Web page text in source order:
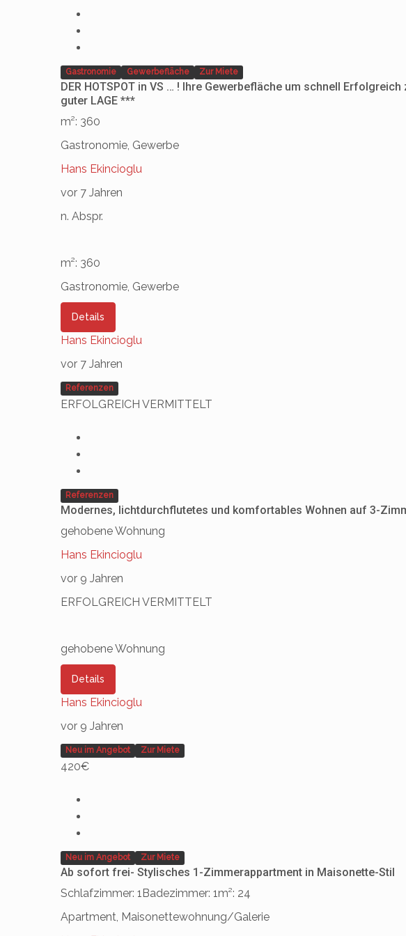
Gastronomie Gewerbefläche Zur Miete
DER HOTSPOT in VS … ! Ihre Gewerbefläche um schnell
guter LAGE ***
m²: 360
Gastronomie, Gewerbe
Hans Ekincioglu
vor 7 Jahren
n. Abspr.
m²: 360
Gastronomie, Gewerbe
Details
Hans Ekincioglu
vor 7 Jahren
Referenzen
ERFOLGREICH VERMITTELT
Referenzen
Modernes, lichtdurchflutetes und komfortables Wohnen auf 3-
gehobene Wohnung
Hans Ekincioglu
vor 9 Jahren
ERFOLGREICH VERMITTELT
gehobene Wohnung
Details
Hans Ekincioglu
vor 9 Jahren
Neu im Angebot Zur Miete
420€
Neu im Angebot Zur Miete
Ab sofort frei- Stylisches 1-Zimmerappartment in Maisonette-Stil
Schlafzimmer: 1 Badezimmer: 1m²: 24
Apartment, Maisonettewohnung/Galerie